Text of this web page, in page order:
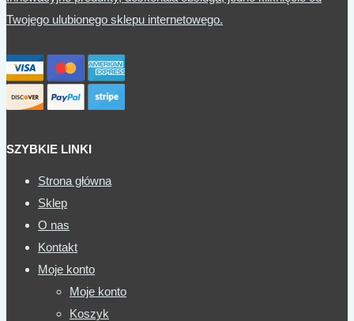
Twojego ulubionego sklepu internetowego.
SZYBKIE LINKI
Strona główna
Sklep
O nas
Kontakt
Moje konto
Moje konto
Koszyk